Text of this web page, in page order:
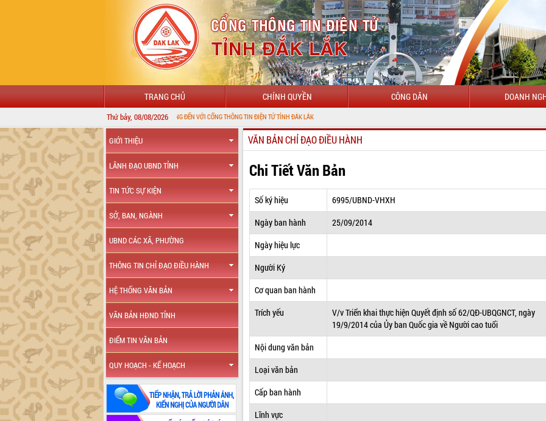
TRANG CHỦ CHÍNH QUYỀN CÔNG DÂN DOANH
Thứ bảy, 08/08/2026
CHÀO MỪNG ĐẾN VỚI CỔNG THÔNG TIN ĐIỆN TỬ TỈNH ĐẮK LẮK
GIỚI THIỆU
LÃNH ĐẠO UBND TỈNH
TIN TỨC SỰ KIỆN
SỞ, BAN, NGÀNH
UBND CÁC XÃ, PHƯỜNG
THÔNG TIN CHỈ ĐẠO ĐIỀU HÀNH
HỆ THỐNG VĂN BẢN
VĂN BẢN HĐND TỈNH
ĐIỂM TIN VĂN BẢN
QUY HOẠCH - KẾ HOẠCH
VĂN BẢN CHỈ ĐẠO ĐIỀU HÀNH
Chi Tiết Văn Bản
Số ký hiệu
6995/UBND-VHXH
Ngày ban hành
25/09/2014
Ngày hiệu lực
Người Ký
Cơ quan ban hành
Trích yếu
V/v Triển khai thực hiện Quyết định số 62/QĐ-UBQGNCT, ngày
19/9/2014 của Ủy ban Quốc gia về Người cao tuổi
Nội dung văn bản
Loại văn bản
Cấp ban hành
Lĩnh vực